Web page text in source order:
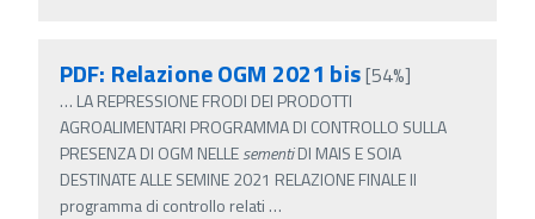
PDF: Relazione OGM 2021 bis[54%]
… LA REPRESSIONE FRODI DEI PRODOTTI
AGROALIMENTARI PROGRAMMA DI CONTROLLO SULLA
PRESENZA DI OGM NELLEsementiDI MAIS E SOIA
DESTINATE ALLE SEMINE 2021 RELAZIONE FINALE Il
programma di controllo relati …